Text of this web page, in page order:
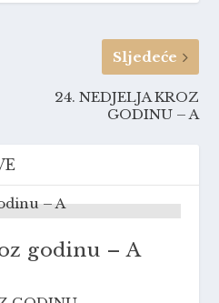
Sljedeće
24. NEDJELJA KROZ
GODINU – A
godinu – A